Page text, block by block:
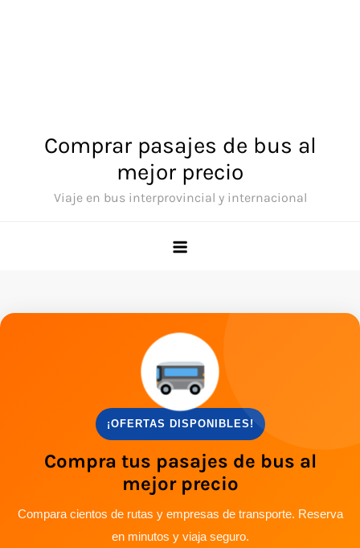
Comprar pasajes de bus al
mejor precio
Viaje en bus interprovincial y internacional
¡OFERTAS DISPONIBLES!
Compra tus pasajes de bus al
mejor precio
Compara cientos de rutas y empresas de transporte. Reserva
en minutos y viaja seguro.